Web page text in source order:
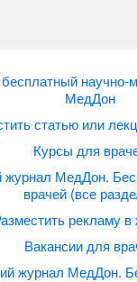
научно-
МедДон
статью или
Курсы для
журнал МедДон.
врачей (все
рекламу
Вакансии для
журнал МедДон.